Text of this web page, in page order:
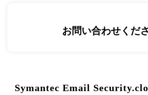
お問い合わせくだ
Symantec Email